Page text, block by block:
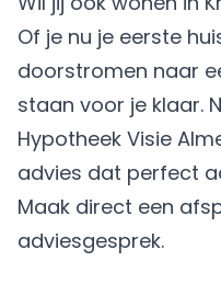
Of je nu je eerste
doorstromen naar
staan voor je klaar.
Hypotheek Visie
advies dat perfect
Maak direct een
adviesgesprek.